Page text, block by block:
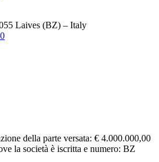
Laives (BZ) – Italy
della parte versata: € 4.000.000,00
la società è iscritta e numero: BZ